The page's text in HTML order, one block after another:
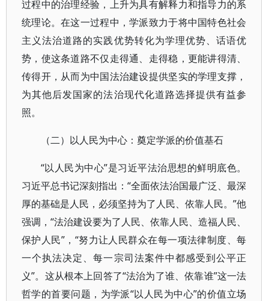
过程中的治理经验，上升为具有解释力和指导力的系
统理论。在这一过程中，学派致力于将中国特色社会
主义法治道路的实践优势转化为学理优势、话语优
势，使这条道路不仅走得通、走得稳，更能讲得清、
传得开，从而为中国法治建设提供坚实的学理支撑，
为其他后发国家的法治现代化道路选择提供有益参
照。
（二）以人民为中心：奠定学派的价值基石
“以人民为中心”是习近平法治思想的鲜明底色。
习近平总书记深刻指出：“全面依法治国最广泛、最深
厚的基础是人民，必须坚持为了人民、依靠人民。”他
强调，“法治建设要为了人民、依靠人民、造福人民、
保护人民”，“努力让人民群众在每一项法律制度、每
一个执法决定、每一宗司法案件中都感受到公平正
义”。这从根本上回答了“法治为了谁、依靠谁”这一法
哲学的首要问题，为学派“以人民为中心”的价值立场